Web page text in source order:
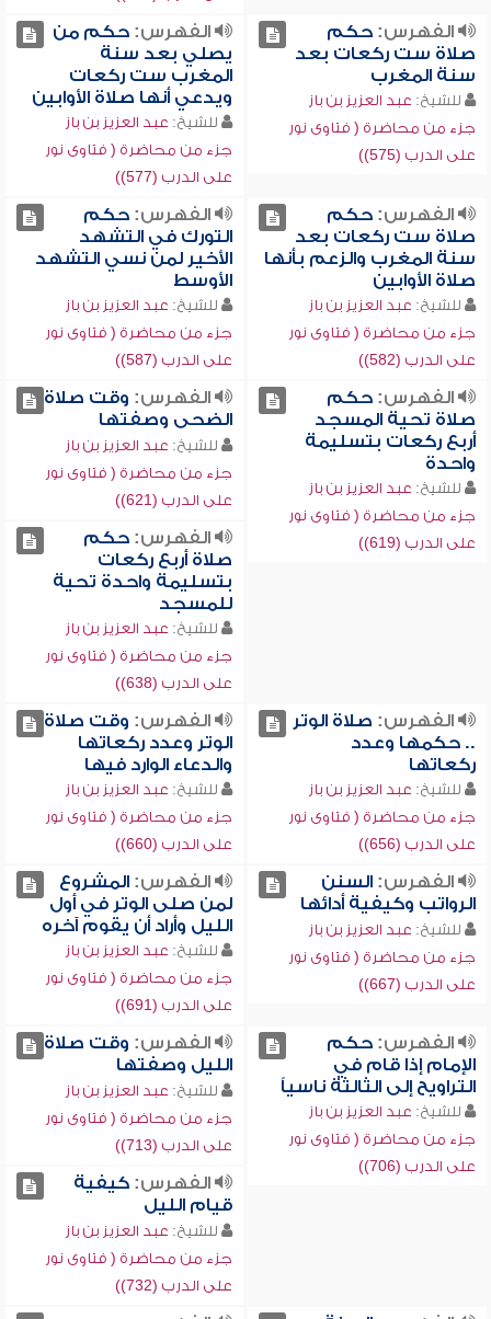
الفهرس:حكم
صلاة ست ركعات بعد
سنة المغرب
للشيخ: عبد العزيز بن باز
جزء من محاضرة ( فتاوى نور
على الدرب (575))
الفهرس:حكم من
يصلي بعد سنة
المغرب ست ركعات
ويدعي أنها صلاة الأوابين
للشيخ: عبد العزيز بن باز
جزء من محاضرة ( فتاوى نور
على الدرب (577))
الفهرس:حكم
صلاة ست ركعات بعد
سنة المغرب والزعم بأنها
صلاة الأوابين
للشيخ: عبد العزيز بن باز
جزء من محاضرة ( فتاوى نور
على الدرب (582))
الفهرس:حكم
التورك في التشهد
الأخير لمن نسي التشهد
الأوسط
للشيخ: عبد العزيز بن باز
جزء من محاضرة ( فتاوى نور
على الدرب (587))
الفهرس:حكم
صلاة تحية المسجد
أربع ركعات بتسليمة
واحدة
للشيخ: عبد العزيز بن باز
جزء من محاضرة ( فتاوى نور
على الدرب (619))
الفهرس: وقت صلاة
الضحى وصفتها
للشيخ: عبد العزيز بن باز
جزء من محاضرة ( فتاوى نور
على الدرب (621))
الفهرس:حكم
صلاة أربع ركعات
بتسليمة واحدة تحية
للمسجد
للشيخ: عبد العزيز بن باز
جزء من محاضرة ( فتاوى نور
على الدرب (638))
الفهرس: صلاة الوتر
.. حكمها وعدد
ركعاتها
للشيخ: عبد العزيز بن باز
جزء من محاضرة ( فتاوى نور
على الدرب (656))
الفهرس: وقت صلاة
الوتر وعدد ركعاتها
والدعاء الوارد فيها
للشيخ: عبد العزيز بن باز
جزء من محاضرة ( فتاوى نور
على الدرب (660))
الفهرس:السنن
الرواتب وكيفية أدائها
للشيخ: عبد العزيز بن باز
جزء من محاضرة ( فتاوى نور
على الدرب (667))
الفهرس:المشروع
لمن صلى الوتر في أول
الليل وأراد أن يقوم آخره
للشيخ: عبد العزيز بن باز
جزء من محاضرة ( فتاوى نور
على الدرب (691))
الفهرس:حكم
الإمام إذا قام في
التراويح إلى الثالثة ناسياً
للشيخ: عبد العزيز بن باز
جزء من محاضرة ( فتاوى نور
على الدرب (706))
الفهرس: وقت صلاة
الليل وصفتها
للشيخ: عبد العزيز بن باز
جزء من محاضرة ( فتاوى نور
على الدرب (713))
الفهرس:كيفية
قيام الليل
للشيخ: عبد العزيز بن باز
جزء من محاضرة ( فتاوى نور
على الدرب (732))